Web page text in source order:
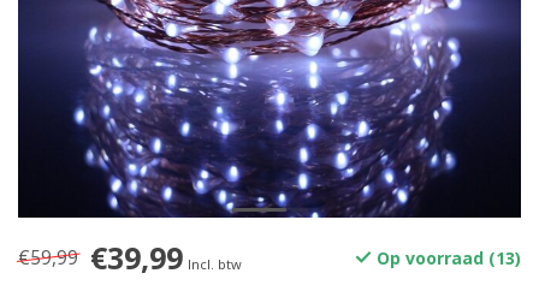
€59,99 €39,99 Incl. btw Op voorraad (13)